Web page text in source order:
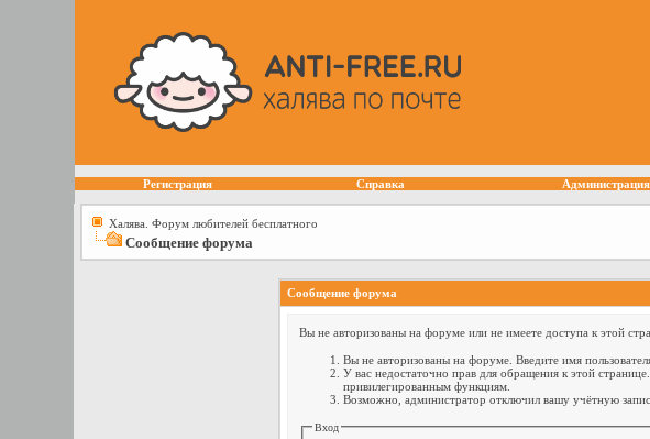
Регистрация Справка Администрация
Халява. Форум любителей бесплатного
Сообщение форума
Сообщение форума
Вы не авторизованы на форуме или не имеете доступа к этой
Вы не авторизованы на форуме. Введите имя
У вас недостаточно прав для обращения к этой
привилегированным функциям.
Возможно, администратор отключил вашу учётную
Вход